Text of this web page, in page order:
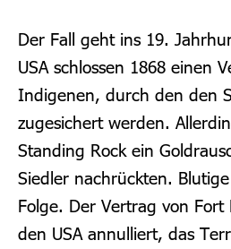
Der Fall geht ins 19.
USA schlossen 1868 einen
Indigenen, durch den den
zugesichert werden.
Standing Rock ein
Siedler nachrückten.
Folge. Der Vertrag von
den USA annulliert, das